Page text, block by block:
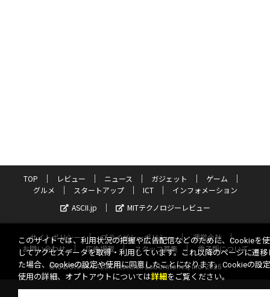
TOP レビュー ニュース ガジェット
ゲーム
グルメ
スタートアップ ICT
インフォメーション
ASCII.jp
MITテクノロジーレビュー
サイトポリシー プライバシーポリシー
運営会社
お問い合わせ
広告掲載 スタッフ募集
電子版について
©KADOKAWA ASCII Research Laboratories, Inc. 2026
このサイトでは、利用状況の把握や広告配信などのために、Cookieを
してアクセスデータを取得・利用しています。これ以降のページに遷移
た場合、Cookieの設定や使用に同意したことになります。Cookieの設
使用の詳細、オプトアウトについては詳細 をご覧ください。